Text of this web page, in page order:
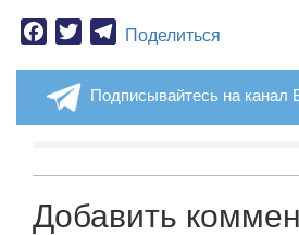
Facebook
TwitterTelegram
Поделиться
Подписывайтесь на канал
Добавить